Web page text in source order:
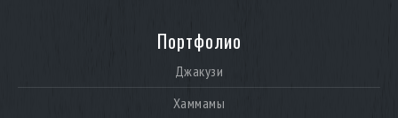
Портфолио
Джакузи
Хаммамы